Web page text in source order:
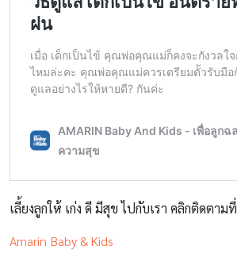
เลี้ยงลูกให้ เก่ง ดี มีสุข ไปกับเรา คลิกติดตามที่
Amarin Baby & Kids